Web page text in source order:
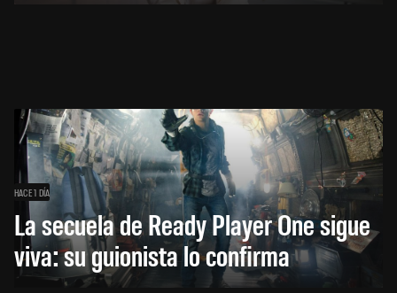
HACE 1 DÍA
La secuela de Ready Player One sigue
viva: su guionista lo confirma